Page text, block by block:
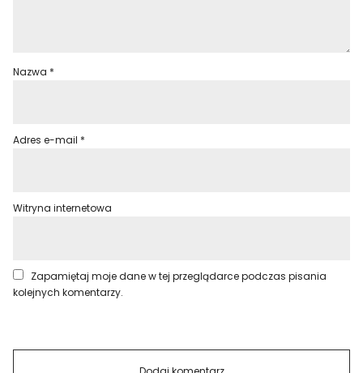
Nazwa *
Adres e-mail *
Witryna internetowa
Zapamiętaj moje dane w tej przeglądarce podczas pisania
kolejnych komentarzy.